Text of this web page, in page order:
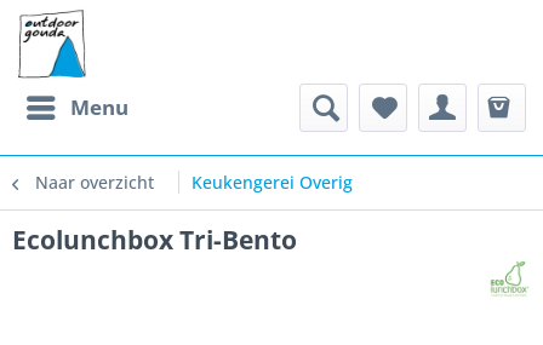
Menu
Naar overzicht Keukengerei Overig
Ecolunchbox Tri-Bento